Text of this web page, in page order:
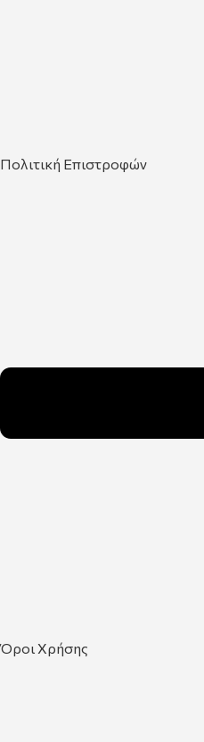
Πολιτική Επιστροφών
Όροι Χρήσης